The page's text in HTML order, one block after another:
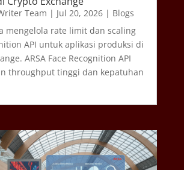
Team | Jul 20, 2026| Blogs
mengelola rate limit dan scaling
API untuk aplikasi produksi di
ARSA Face Recognition API
throughput tinggi dan kepatuhan